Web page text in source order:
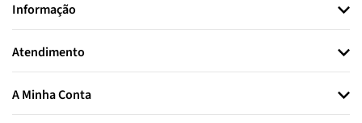
Informação
Atendimento
A Minha Conta